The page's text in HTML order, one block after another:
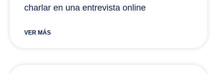
charlar en una entrevista online
VER MÁS